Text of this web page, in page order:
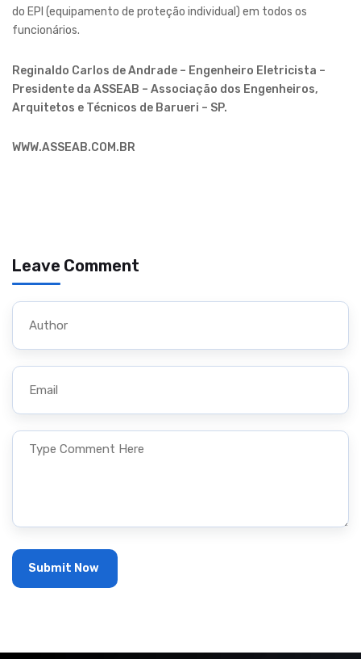
do EPI (equipamento de proteção individual) em todos os
funcionários.
Reginaldo Carlos de Andrade – Engenheiro Eletricista –
Presidente da ASSEAB – Associação dos Engenheiros,
Arquitetos e Técnicos de Barueri – SP.
WWW.ASSEAB.COM.BR
Leave Comment